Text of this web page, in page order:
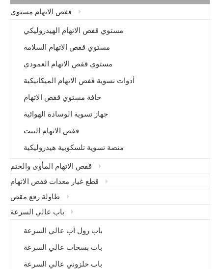
قفص الاتهام مستوي
مستوي قفص الاتهام الهيدروليكي
مستوي قفص الاتهام السلامة
مستوي قفص الاتهام العمودي
أدوات تسوية قفص الاتهام الميكانيكية
حافة مستوي قفص الاتهام
جهاز تسوية الوسادة الهوائية
قفص الاتهام البيت
منصة تسوية تلسكوبية هيدروليكية
قفص الاتهام المأوى والختم
قطع غيار معدات قفص الاتهام
طاولة رفع مقص
باب عالي السرعة
باب رول أب عالي السرعة
باب بسحاب عالي السرعة
باب حلزوني عالي السرعة